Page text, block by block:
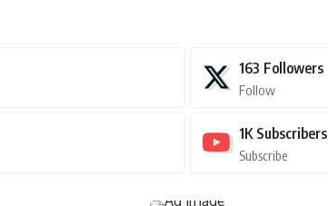
163 Followers
Follow
1K Subscribers
Subscribe